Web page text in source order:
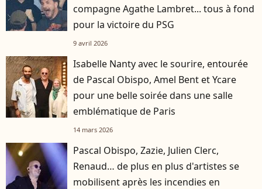
compagne Agathe Lambret... tous à fond
pour la victoire du PSG
9 avril 2026
Isabelle Nanty avec le sourire, entourée
de Pascal Obispo, Amel Bent et Ycare
pour une belle soirée dans une salle
emblématique de Paris
14 mars 2026
Pascal Obispo, Zazie, Julien Clerc,
Renaud… de plus en plus d'artistes se
mobilisent après les incendies en